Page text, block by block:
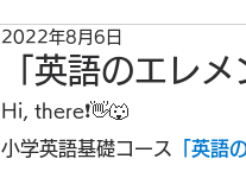
「英語のエレ
2022年8月6日
Hi, there❗👋🐺
小学英語基礎コース
「英語